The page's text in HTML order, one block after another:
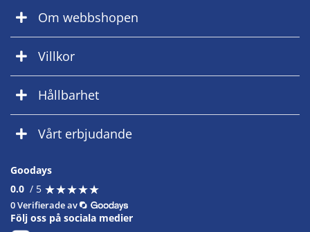
Om webbshopen
Villkor
Hållbarhet
Vårt erbjudande
Goodays
0.0 / 5 ★★★★★
★★★★★
0 Verifierade av
Följ oss på sociala medier